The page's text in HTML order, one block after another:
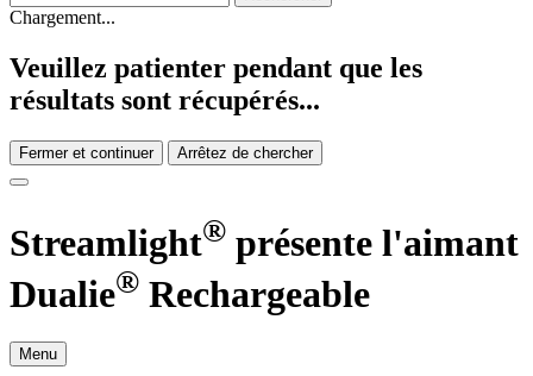
Chargement...
Veuillez patienter pendant que les
résultats sont récupérés...
Fermer et continuer Arrêtez de chercher
Streamlight® présente l'aimant
Dualie® Rechargeable
Menu